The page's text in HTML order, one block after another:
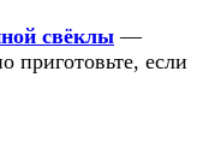
свёклы —
приготовьте, если